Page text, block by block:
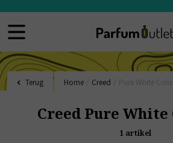
Terug Home Creed
Creed Pure White
1 artikel